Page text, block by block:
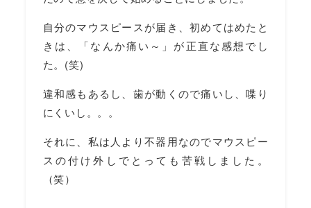
自分のマウスピースが届き、初めてはめたと
きは、「なんか痛い～」が正直な感想でし
た。(笑)
違和感もあるし、歯が動くので痛いし、喋り
にくいし。。。
それに、私は人より不器用なのでマウスピー
スの付け外しでとっても苦戦しました。
（笑）